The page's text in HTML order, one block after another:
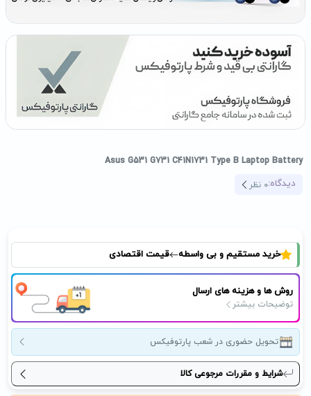
Asus G531 G731 C41N1731 Type B Laptop Battery
دیدگاه:0 نظر
خرید مستقیم و بی واسطه قیمت اقتصادی
روش ها و هزینه های ارسال
توضیحات بیشتر
تحویل حضوری در شعب پارتوفیکس
شرایط و مقررات مرجوعی کالا